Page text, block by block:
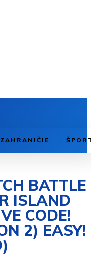
ZAHRANIČIE
BATTLE
ISLAND
CODE!
2) EASY!